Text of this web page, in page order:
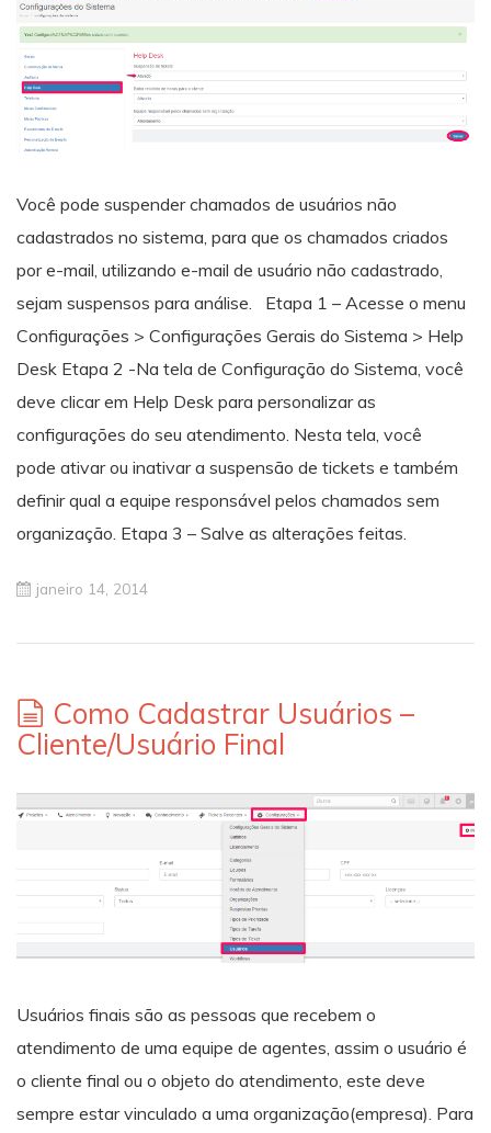
Você pode suspender chamados de usuários não
cadastrados no sistema, para que os chamados criados
por e-mail, utilizando e-mail de usuário não cadastrado,
sejam suspensos para análise. Etapa 1 – Acesse o menu
Configurações > Configurações Gerais do Sistema > Help
Desk Etapa 2 -Na tela de Configuração do Sistema, você
deve clicar em Help Desk para personalizar as
configurações do seu atendimento. Nesta tela, você
pode ativar ou inativar a suspensão de tickets e também
definir qual a equipe responsável pelos chamados sem
organização. Etapa 3 – Salve as alterações feitas.
janeiro 14, 2014
Como Cadastrar Usuários –
Cliente/Usuário Final
Usuários finais são as pessoas que recebem o
atendimento de uma equipe de agentes, assim o usuário é
o cliente final ou o objeto do atendimento, este deve
sempre estar vinculado a uma organização(empresa). Para